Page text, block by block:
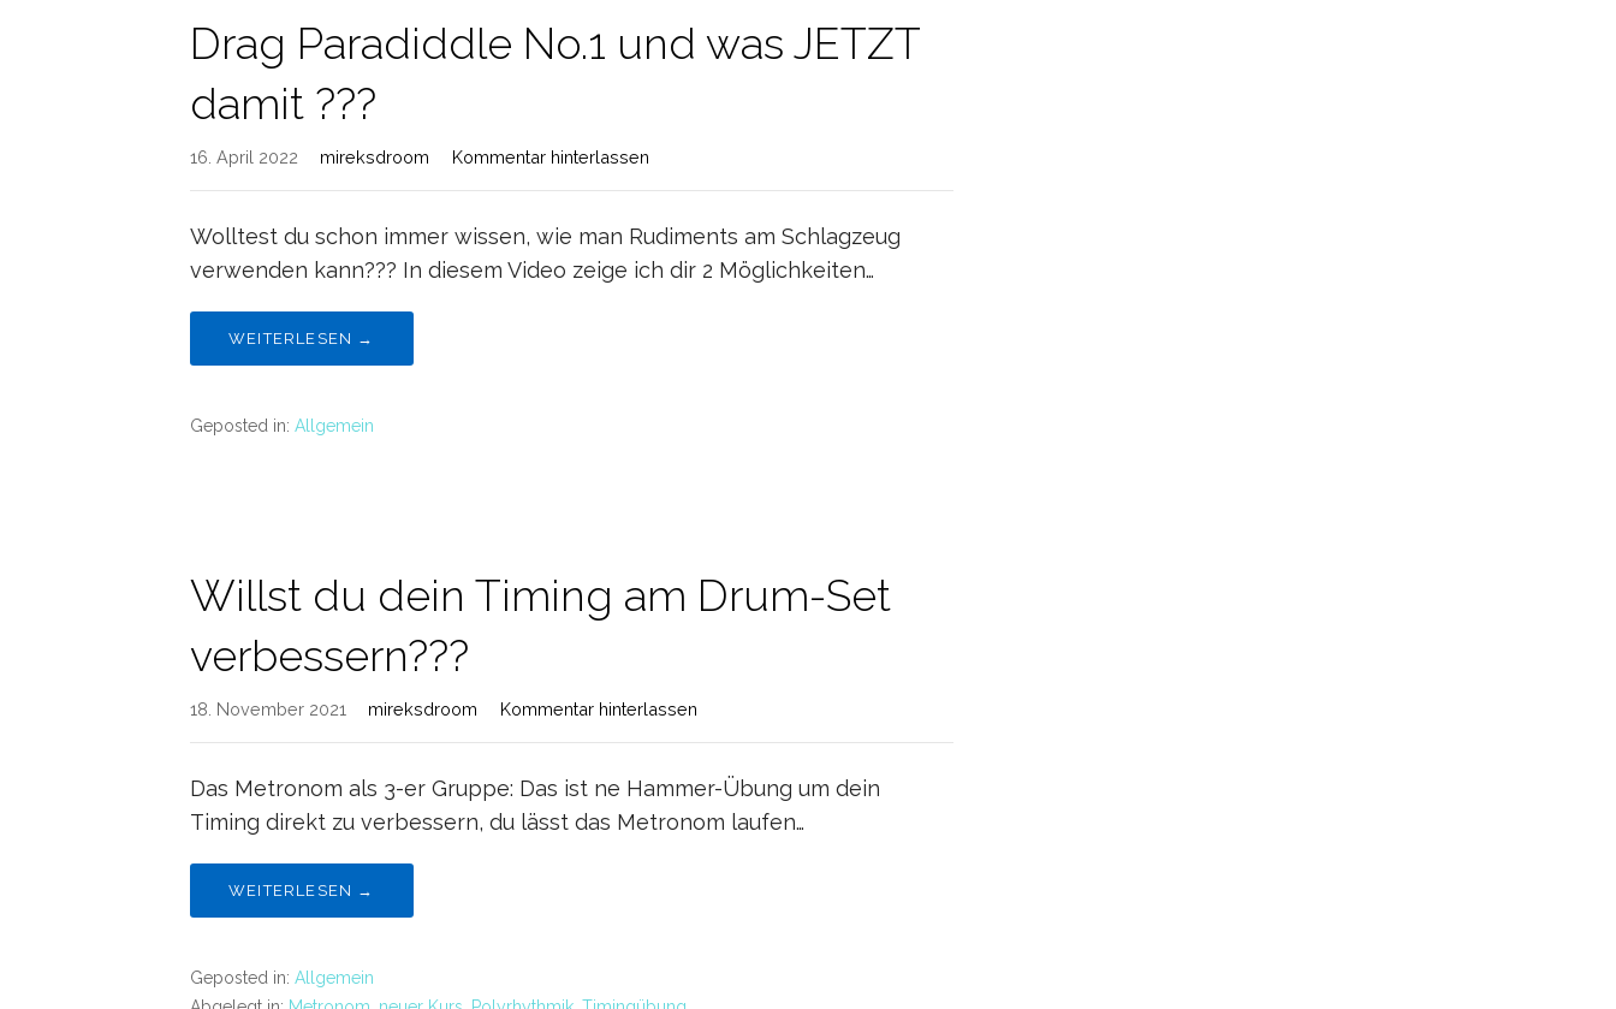
Drag Paradiddle No.1 und was JETZT
damit ???
16. April 2022 mireksdroom Kommentar hinterlassen
Wolltest du schon immer wissen, wie man Rudiments am Schlagzeug
verwenden kann??? In diesem Video zeige ich dir 2 Möglichkeiten…
WEITERLESEN →
Geposted in: Allgemein
Willst du dein Timing am Drum-Set
verbessern???
18. November 2021 mireksdroom Kommentar hinterlassen
Das Metronom als 3-er Gruppe: Das ist ne Hammer-Übung um dein
Timing direkt zu verbessern, du lässt das Metronom laufen…
WEITERLESEN →
Geposted in: Allgemein